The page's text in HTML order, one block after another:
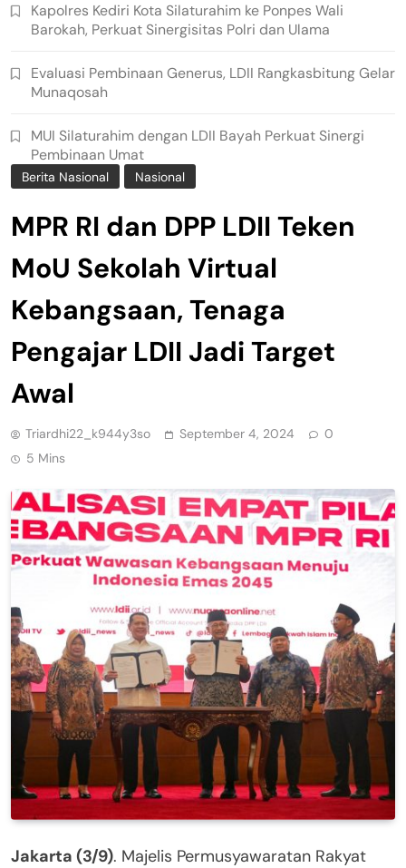
Berita Nasional Nasional
MPR RI dan DPP LDII Teken
MoU Sekolah Virtual
Kebangsaan, Tenaga
Pengajar LDII Jadi Target
Awal
Triardhi22_k944y3so September 4, 2024
0
5 Mins
Jakarta (3/9). Majelis Permusyawaratan Rakyat
Kapolres Kediri Kota Silaturahim ke Ponpes Wali
Barokah, Perkuat Sinergisitas Polri dan Ulama
Evaluasi Pembinaan Generus, LDII Rangkasbitung Gelar
Munaqosah
MUI Silaturahim dengan LDII Bayah Perkuat Sinergi
Pembinaan Umat